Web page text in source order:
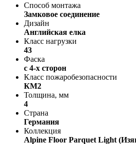
Способ монтажа
Замковое соединение
Дизайн
Английская елка
Класс нагрузки
43
Фаска
с 4-х сторон
Класс пожаробезопасности
КМ2
Толщина, мм
4
Страна
Германия
Коллекция
Alpine Floor Parquet Light